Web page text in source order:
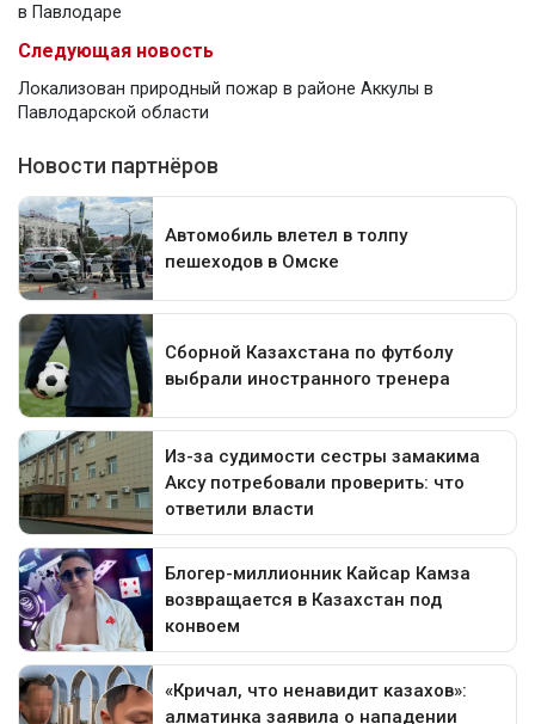
в Павлодаре
Следующая новость
Локализован природный пожар в районе Аккулы в
Павлодарской области